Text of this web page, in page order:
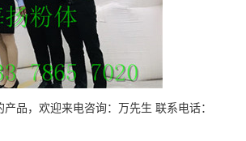
品，欢迎来电咨询：万先生 联系电话：